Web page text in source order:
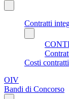
Contratti
Costi
OIV
Bandi di Concorso